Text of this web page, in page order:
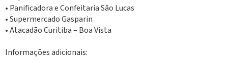
• Panificadora e Confeitaria São Lucas
• Supermercado Gasparin
• Atacadão Curitiba – Boa Vista
Informações adicionais: